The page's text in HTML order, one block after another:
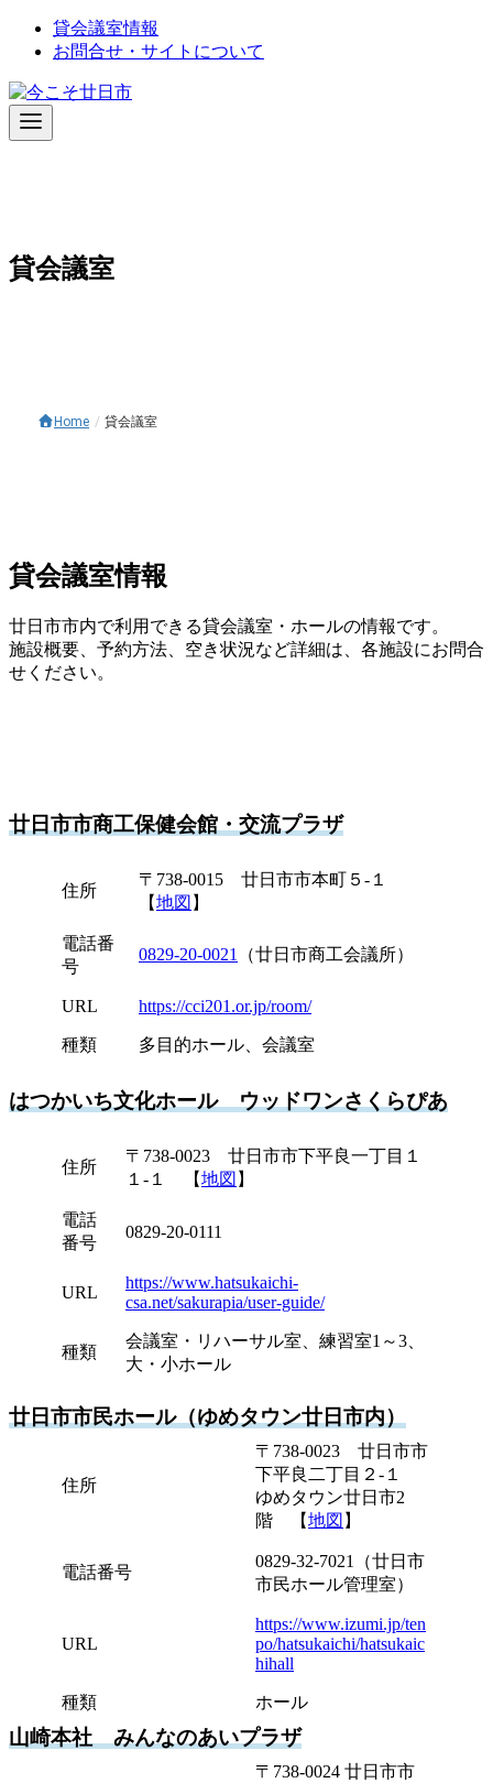
ン
ツ
へ
貸会議室情報
お問合せ・サイトについて
貸会議室
Home / 貸会議室
貸会議室情報
廿日市市内で利用できる貸会議室・ホールの情報です。
施設概要、予約方法、空き状況など詳細は、各施設にお問合
せください。
廿日市市商工保健会館・交流プラザ
住所
〒738-0015 廿日市市本町５-１
【地図 】
電話番
号
0829-20-0021 （廿日市商工会議所）
URL https://cci201.or.jp/room/
種類 多目的ホール、会議室
はつかいち文化ホール ウッドワンさくらぴあ
住所
〒738-0023 廿日市市下平良一丁目１
１-１ 【地図 】
電話
番号
0829-20-0111
URL
https://www.hatsukaichi-
csa.net/sakurapia/user-guide/
種類
会議室・リハーサル室、練習室1～3、
大・小ホール
廿日市市民ホール（ゆめタウン廿日市内）
住所
〒738-0023 廿日市市
下平良二丁目２-１
ゆめタウン廿日市2
階 【地図 】
電話番号
0829-32-7021（廿日市
市民ホール管理室）
URL
https://www.izumi.jp/ten
po/hatsukaichi/hatsukaic
hihall
種類 ホール
山崎本社 みんなのあいプラザ
〒738-0024 廿日市市